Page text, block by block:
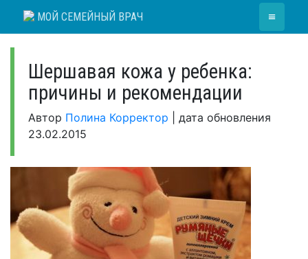
МОЙ СЕМЕЙНЫЙ ВРАЧ ≡
Шершавая кожа у ребенка:
причины и рекомендации
Автор Полина Корректор
дата обновления
23.02.2015